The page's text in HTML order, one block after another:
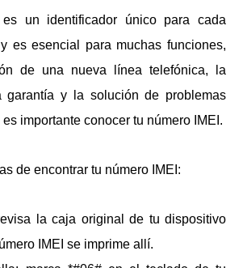
un identificador único para cada
es esencial para muchas funciones,
de una nueva línea telefónica, la
garantía y la solución de problemas
importante conocer tu número IMEI.
de encontrar tu número IMEI:
la caja original de tu dispositivo
IMEI se imprime allí.